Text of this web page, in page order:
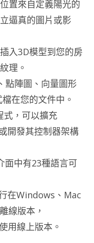
置來自定義陽光的
逼真的圖片或影
入3D模型到您的房
理。
點陣圖、向量圖形
在您的文件中。
式，可以擴充
開發其控制器架構
面中有23種語言可
在Windows、Mac
線版本，
用線上版本。